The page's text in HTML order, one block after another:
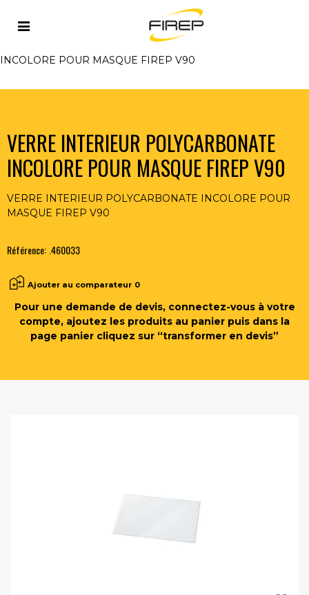
Accueil TETE
VERRES ET ECRANS
VERRE INTERIEUR POLYCARBONATE
INCOLORE POUR MASQUE FIREP V90
VERRE INTERIEUR POLYCARBONATE
INCOLORE POUR MASQUE FIREP V90
VERRE INTERIEUR POLYCARBONATE INCOLORE POUR
MASQUE FIREP V90
Référence: .460033
Ajouter au comparateur 0
Pour une demande de devis, connectez-vous à votre
compte, ajoutez les produits au panier puis dans la
page panier cliquez sur “transformer en devis”